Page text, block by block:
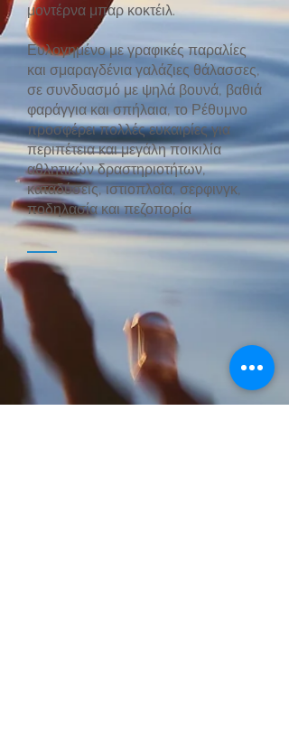
μοντέρνα μπαρ κοκτέιλ.
Ευλογημένο με γραφικές παραλίες
και σμαραγδένια γαλάζιες θάλασσες,
σε συνδυασμό με ψηλά βουνά, βαθιά
φαράγγια και σπήλαια, το Ρέθυμνο
προσφέρει πολλές ευκαιρίες για
περιπέτεια και μεγάλη ποικιλία
αθλητικών δραστηριοτήτων,
καταδύσεις, ιστιοπλοΐα, σερφινγκ,
ποδηλασία και πεζοπορία